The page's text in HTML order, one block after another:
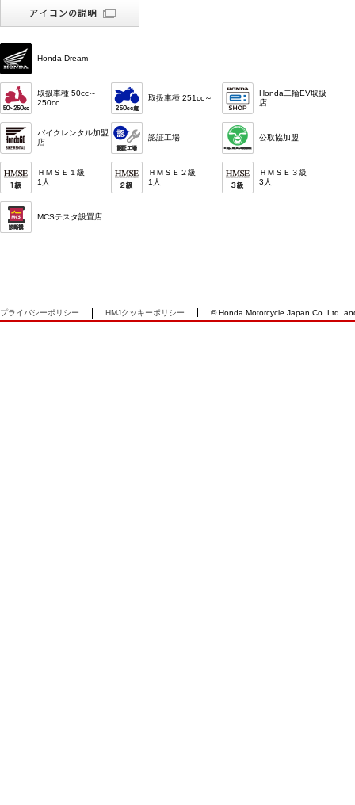
Honda Dream
取扱車種 50cc～
250cc
取扱車種 251cc～
Honda二輪EV取扱
店
バイクレンタル加盟
店
認証工場 公取協加盟
ＨＭＳＥ１級
1人
ＨＭＳＥ２級
1人
ＨＭＳＥ３級
3人
MCSテスタ設置店
プライバシーポリシー HMJクッキーポリシー © Honda Motorcycle Japan Co. Ltd.